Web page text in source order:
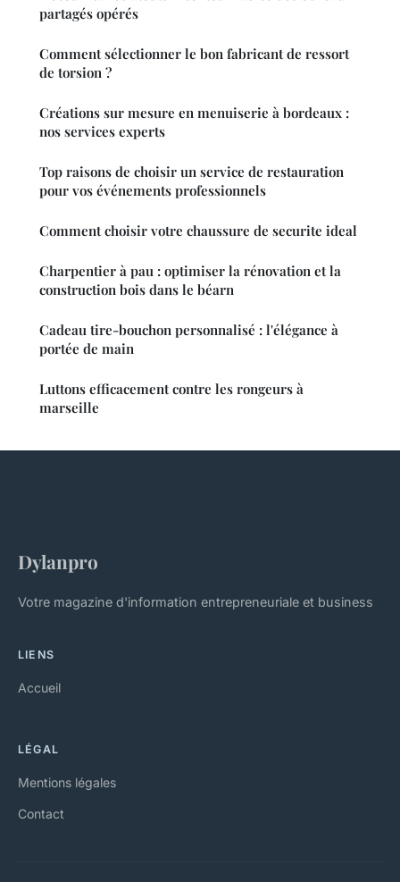
partagés opérés
Comment sélectionner le bon fabricant de ressort
de torsion ?
Créations sur mesure en menuiserie à bordeaux :
nos services experts
Top raisons de choisir un service de restauration
pour vos événements professionnels
Comment choisir votre chaussure de securite ideal
Charpentier à pau : optimiser la rénovation et la
construction bois dans le béarn
Cadeau tire-bouchon personnalisé : l'élégance à
portée de main
Luttons efficacement contre les rongeurs à
marseille
Dylanpro
Votre magazine d'information entrepreneuriale et business
LIENS
Accueil
LÉGAL
Mentions légales
Contact